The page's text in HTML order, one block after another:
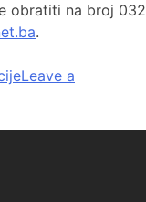
obratiti na broj 032
.
Leave a